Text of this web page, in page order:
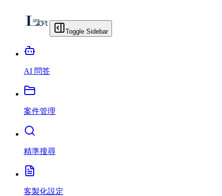
Toggle Sidebar
AI 問答
案件管理
精準搜尋
客製化設定